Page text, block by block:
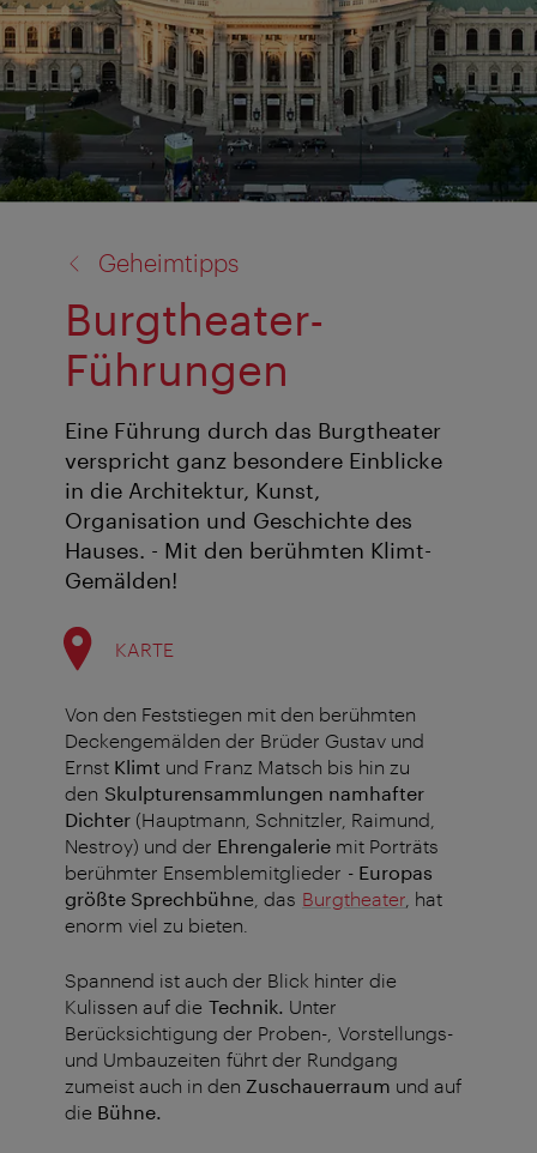
Geheimtipps
Burgtheater-
Führungen
Eine Führung durch das Burgtheater
verspricht ganz besondere Einblicke
in die Architektur, Kunst,
Organisation und Geschichte des
Hauses. - Mit den berühmten Klimt-
Gemälden!
KARTE
Von den Feststiegen mit den berühmten
Deckengemälden der Brüder Gustav und
Ernst Klimt und Franz Matsch bis hin zu
den Skulpturensammlungen namhafter
Dichter (Hauptmann, Schnitzler, Raimund,
Nestroy) und der Ehrengalerie mit Porträts
berühmter Ensemblemitglieder - Europas
größte Sprechbühne, das Burgtheater , hat
enorm viel zu bieten.
Spannend ist auch der Blick hinter die
Kulissen auf die Technik. Unter
Berücksichtigung der Proben-, Vorstellungs-
und Umbauzeiten führt der Rundgang
zumeist auch in den Zuschauerraum und auf
die Bühne.